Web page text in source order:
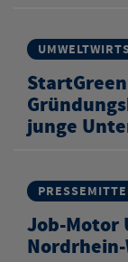
junge
Job-